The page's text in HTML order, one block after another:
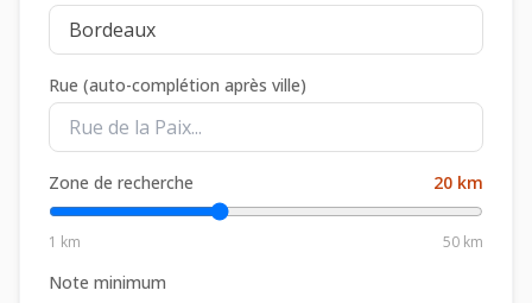
Rue (auto-complétion après ville)
Zone de recherche 20 km
1 km 50 km
Note minimum